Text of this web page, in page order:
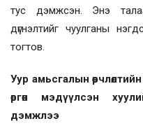
тус дэмжсэн. Энэ
дүгнэлтийг чуулганы
тогтов.
Уур амьсгалын
өргөн мэдүүлсэн
дэмжлээ